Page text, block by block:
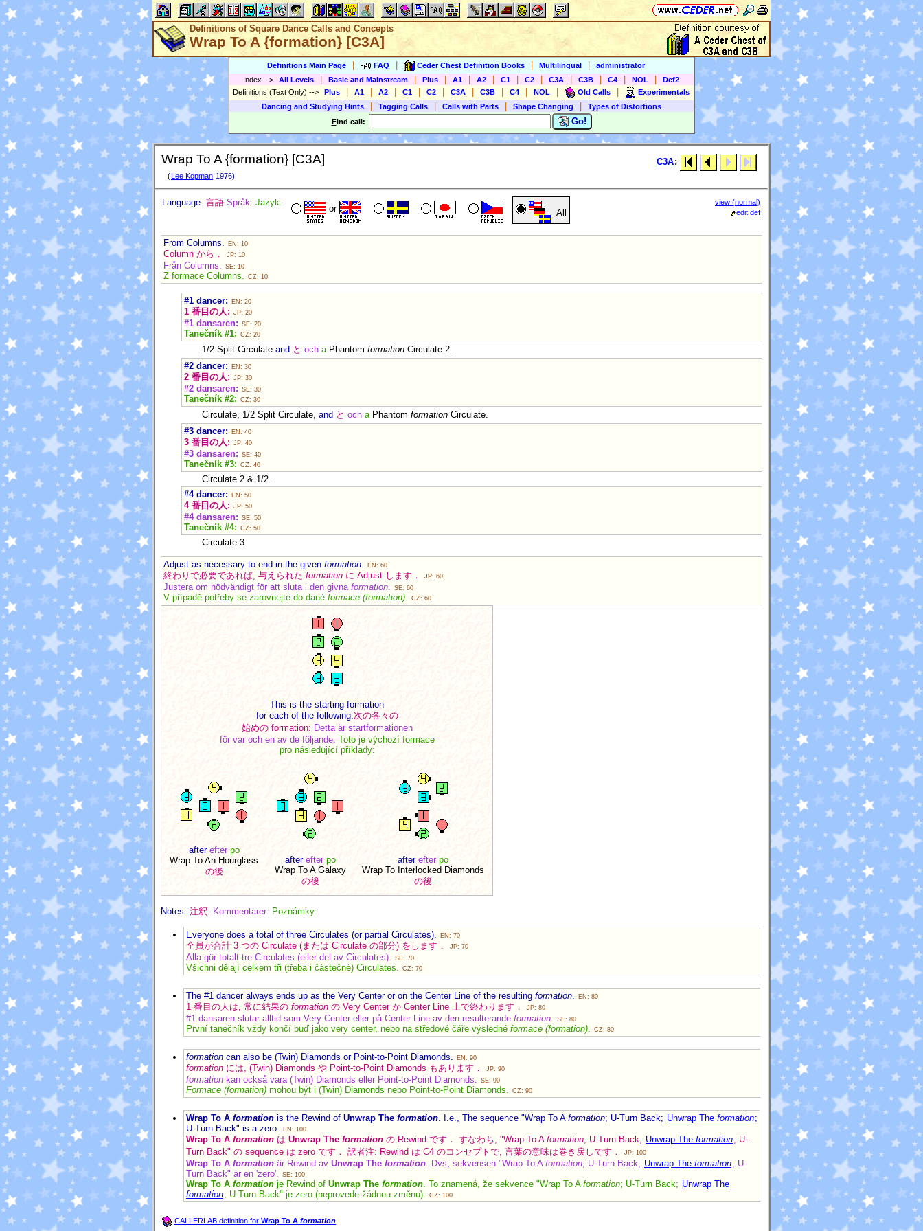
Definitions of Square Dance Calls and Concepts
Wrap To A {formation} [C3A]
Definitions Main Page FAQ Ceder Chest Definition Books Multilingual
administrator
Index --> All Levels Basic and Mainstream Plus A1 A2 C1 C2 C3A C3B C4 NOL
Def2
Definitions (Text Only) --> Plus A1 A2 C1 C2 C3A C3B C4 NOL Old Calls
Experimentals
Dancing and Studying Hints
Tagging Calls Calls with Parts Shape Changing
Types of Distortions
Find call: Go!
Wrap To A {formation} [C3A]
( Lee Kopman 1976)
C3A:
Language: 言語 Språk: Jazyk:
or All
view (normal)
edit def
From Columns. EN: 10
Column から． JP: 10
Från Columns. SE: 10
Z formace Columns. CZ: 10
#1 dancer: EN: 20
1 番目の人: JP: 20
#1 dansaren: SE: 20
Tanečník #1: CZ: 20
1/2 Split Circulate and と och a Phantom formation Circulate 2.
#2 dancer:
EN: 30
2 番目の人: JP: 30
#2 dansaren: SE: 30
Tanečník #2: CZ: 30
Circulate, 1/2 Split Circulate, and と och a Phantom formation Circulate.
#3 dancer:
EN: 40
3 番目の人: JP: 40
#3 dansaren: SE: 40
Tanečník #3: CZ: 40
Circulate 2 & 1/2.
#4 dancer:
EN: 50
4 番目の人: JP: 50
#4 dansaren: SE: 50
Tanečník #4: CZ: 50
Circulate 3.
Adjust as necessary to end in the given formation. EN: 60
終わりで必要であれば, 与えられた formation に Adjust します． JP: 60
Justera om nödvändigt för att sluta i den givna formation. SE: 60
V případě potřeby se zarovnejte do dané formace (formation). CZ: 60
This is the starting formation
for each of the following:次の各々の
始めの formation: Detta är startformationen
för var och en av de följande: Toto je výchozí formace
pro následující příklady:
after efter po
Wrap To An Hourglass
の後
after efter po
Wrap To A Galaxy
の後
after efter po
Wrap To Interlocked Diamonds
の後
Notes: 注釈: Kommentarer: Poznámky:
Everyone does a total of three Circulates (or partial Circulates). EN: 70
全員が合計 3 つの Circulate (または Circulate の部分) をします． JP: 70
Alla gör totalt tre Circulates (eller del av Circulates). SE: 70
Všichni dělají celkem tři (třeba i částečné) Circulates. CZ: 70
The #1 dancer always ends up as the Very Center or on the Center Line of the resulting formation EN: 80
1 番目の人は, 常に結果の formation の Very Center か Center Line 上で終わります． JP: 80
#1 dansaren slutar alltid som Very Center eller på Center Line av den resulterande formation SE: 80
První tanečník vždy končí buď jako very center, nebo na středové čáře výsledné formace (formation) CZ: 80
formation can also be (Twin) Diamonds or Point-to-Point Diamonds. EN: 90
formation には, (Twin) Diamonds や Point-to-Point Diamonds もあります． JP: 90
formation kan också vara (Twin) Diamonds eller Point-to-Point Diamonds. SE: 90
Formace (formation) mohou být i (Twin) Diamonds nebo Point-to-Point Diamonds. CZ: 90
Wrap To A formation is the Rewind of Unwrap The formation . I.e., The sequence "Wrap To A formation; U-Turn Back; Unwrap The formation;
U-Turn Back" is a zero.
EN: 100
Wrap To A formation は Unwrap The formation の Rewind です． すなわち, "Wrap To A formation; U-Turn Back; Unwrap The formation; U-
Turn Back" の sequence は zero です． 訳者注: Rewind は C4 のコンセプトで, 言葉の意味は巻き戻しです．
JP: 100
Wrap To A formation är Rewind av Unwrap The formation . Dvs, sekvensen "Wrap To A formation; U-Turn Back; Unwrap The formation; U-
Turn Back" är en 'zero'.
SE: 100
Wrap To A formation je Rewind of Unwrap The formation . To znamená, že sekvence "Wrap To A formation; U-Turn Back; Unwrap The
formation; U-Turn Back" je zero (neprovede žádnou změnu). CZ: 100
CALLERLAB definition for Wrap To A formation